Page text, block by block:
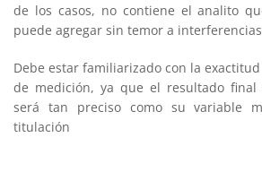
de los casos, no contiene el analito
puede agregar sin temor a
Debe estar familiarizado con la
de medición, ya que el resultado
será tan preciso como su variable
titulación